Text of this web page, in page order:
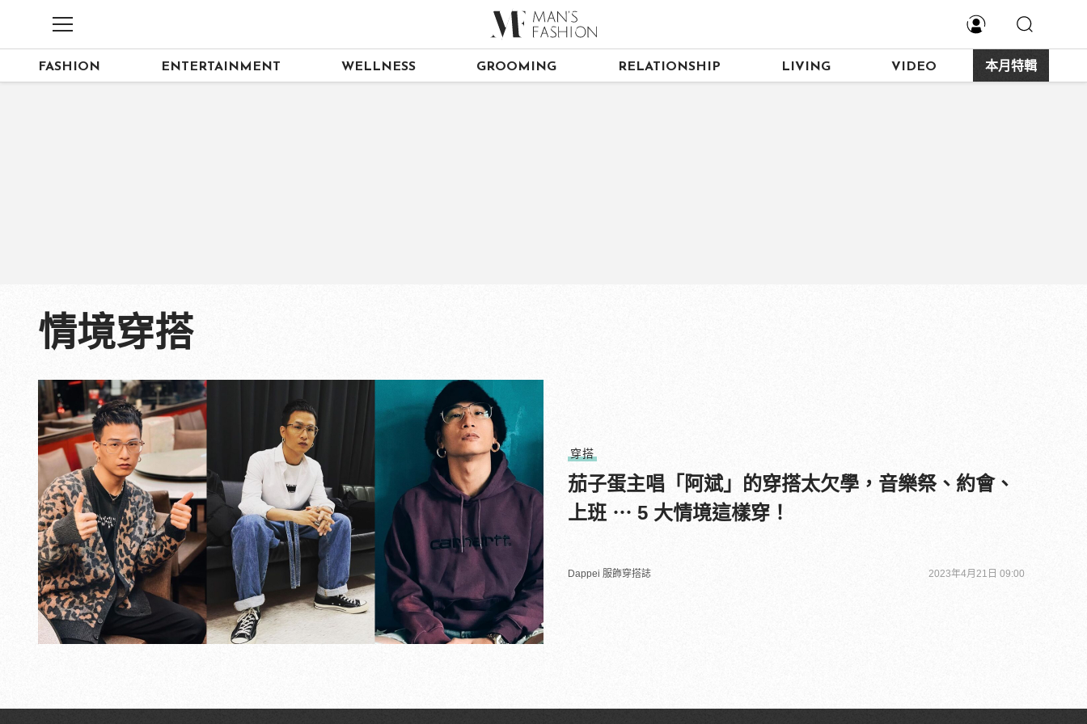
FASHION ENTERTAINMENT WELLNESS GROOMING RELATIONSHIP LIVING VIDEO 本月特輯
情境穿搭
穿搭
茄子蛋主唱「阿斌」的穿搭太欠學，音樂祭、約會、
上班 ⋯ 5 大情境這樣穿！
Dappei 服飾穿搭誌 2023年4月21日 09:00